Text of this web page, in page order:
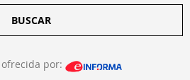
BUSCAR
por: